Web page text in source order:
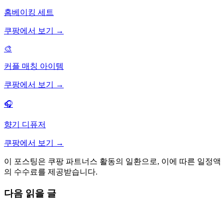
홈베이킹 세트
쿠팡에서 보기 →
🎨
커플 매칭 아이템
쿠팡에서 보기 →
🎧
향기 디퓨저
쿠팡에서 보기 →
이 포스팅은 쿠팡 파트너스 활동의 일환으로, 이에 따른 일정액
의 수수료를 제공받습니다.
다음 읽을 글